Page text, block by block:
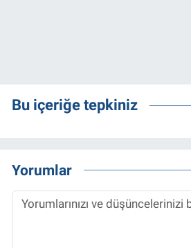
Bu içeriğe tepkiniz
Yorumlar